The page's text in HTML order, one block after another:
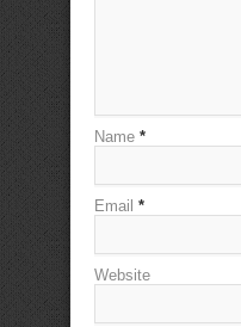
Name *
Email *
Website